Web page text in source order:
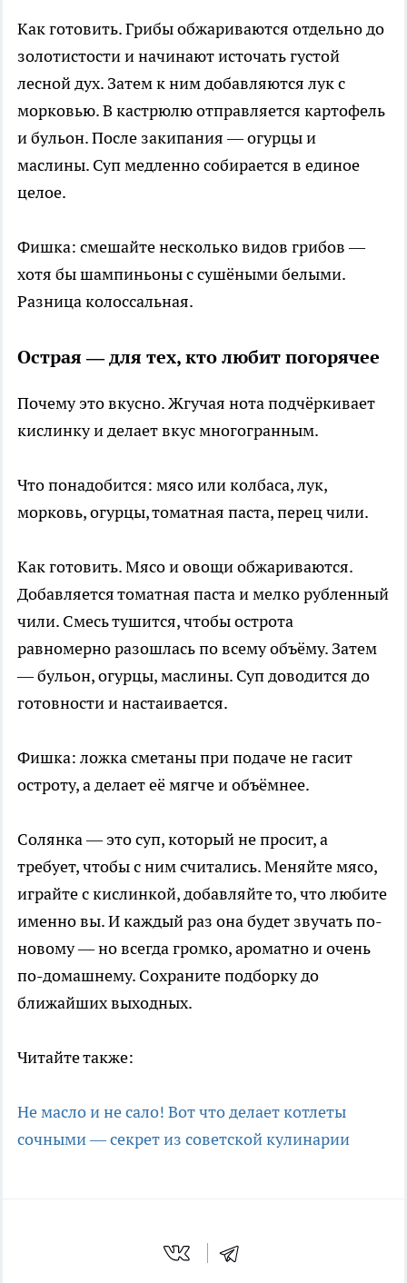
Как готовить. Грибы обжариваются отдельно до
золотистости и начинают источать густой
лесной дух. Затем к ним добавляются лук с
морковью. В кастрюлю отправляется картофель
и бульон. После закипания — огурцы и
маслины. Суп медленно собирается в единое
целое.
Фишка: смешайте несколько видов грибов —
хотя бы шампиньоны с сушёными белыми.
Разница колоссальная.
Острая — для тех, кто любит погорячее
Почему это вкусно. Жгучая нота подчёркивает
кислинку и делает вкус многогранным.
Что понадобится: мясо или колбаса, лук,
морковь, огурцы, томатная паста, перец чили.
Как готовить. Мясо и овощи обжариваются.
Добавляется томатная паста и мелко рубленный
чили. Смесь тушится, чтобы острота
равномерно разошлась по всему объёму. Затем
— бульон, огурцы, маслины. Суп доводится до
готовности и настаивается.
Фишка: ложка сметаны при подаче не гасит
остроту, а делает её мягче и объёмнее.
Солянка — это суп, который не просит, а
требует, чтобы с ним считались. Меняйте мясо,
играйте с кислинкой, добавляйте то, что любите
именно вы. И каждый раз она будет звучать по-
новому — но всегда громко, ароматно и очень
по-домашнему. Сохраните подборку до
ближайших выходных.
Читайте также:
Не масло и не сало! Вот что делает котлеты
сочными — секрет из советской кулинарии